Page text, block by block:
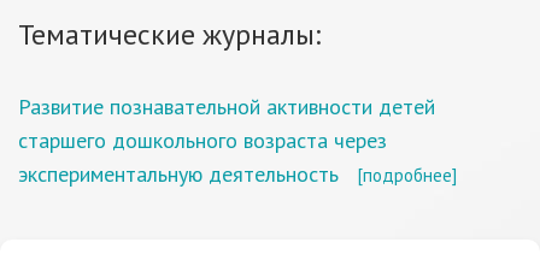
Тематические журналы:
Развитие познавательной активности детей
старшего дошкольного возраста через
экспериментальную деятельность
[подробнее]